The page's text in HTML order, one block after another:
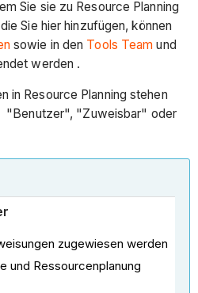
Sie sie zu Resource Planning
Sie hier hinzufügen, können
sowie in den Tools Team und
werden .
in Resource Planning stehen
"Benutzer", "Zuweisbar" oder
zugewiesen werden
und Ressourcenplanung